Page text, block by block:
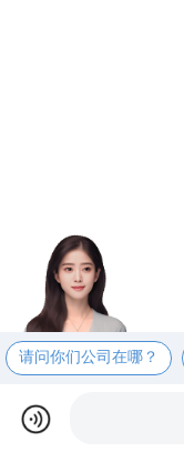
请问你们公司在哪？